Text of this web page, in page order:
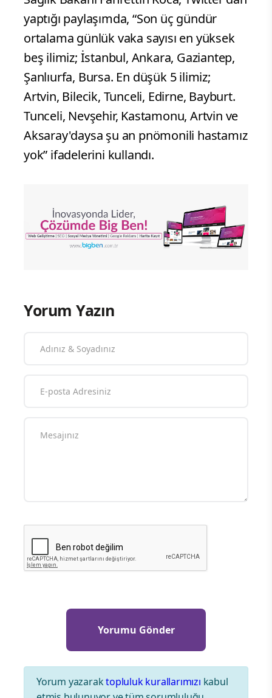
yaptığı paylaşımda, “Son üç gündür
ortalama günlük vaka sayısı en yüksek
beş ilimiz; İstanbul, Ankara, Gaziantep,
Şanlıurfa, Bursa. En düşük 5 ilimiz;
Artvin, Bilecik, Tunceli, Edirne, Bayburt.
Tunceli, Nevşehir, Kastamonu, Artvin ve
Aksaray'daysa şu an pnömonili hastamız
yok” ifadelerini kullandı.
Yorum Yazın
Yorum yazaraktopluluk kurallarımızı kabul